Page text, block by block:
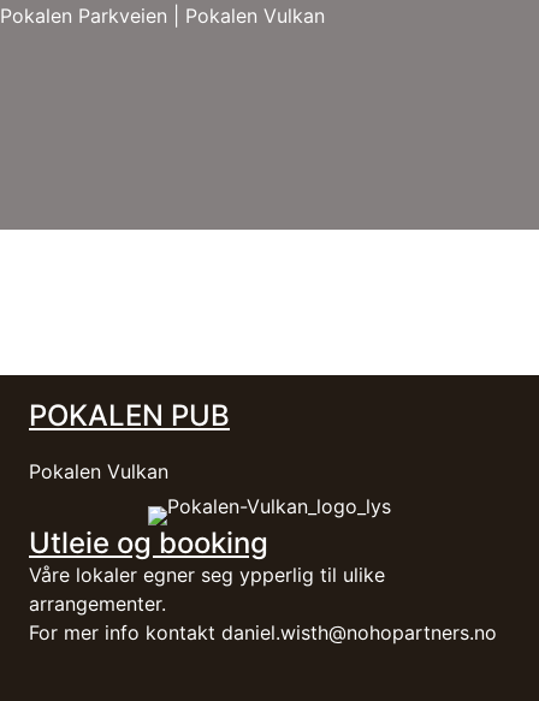
Pokalen Parkveien
Pokalen Vulkan
POKALEN PUB
Pokalen Vulkan
Utleie og booking
Våre lokaler egner seg ypperlig til ulike
arrangementer.
For mer info kontakt daniel.wisth@nohopartners.no